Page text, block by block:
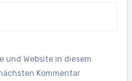
und Website in diesem
Kommentar